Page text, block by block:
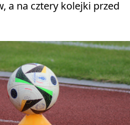
a na cztery kolejki przed